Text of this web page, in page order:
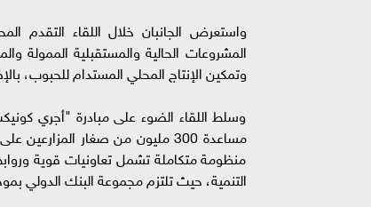
واستعرض الجانبان خلال اللقاء التقدم
المشروعات الحالية والمستقبلية الممولة
وتمكين الإنتاج المحلي المستدام للحبوب،
وسلط اللقاء الضوء على مبادرة "أجري
مساعدة 300 مليون من صغار
منظومة متكاملة تشمل تعاونيات قوية
التنمية، حيث تلتزم مجموعة البنك الدولي